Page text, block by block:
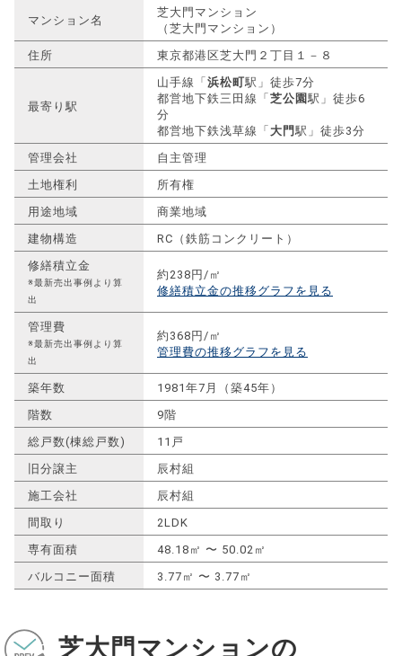
マンション名
芝大門マンション
（芝大門マンション）
住所
東京都港区芝大門２丁目１－８
最寄り駅
山手線「浜松町駅」徒歩7分
都営地下鉄三田線「芝公園駅」徒歩6
分
都営地下鉄浅草線「 大門駅」徒歩3分
管理会社
自主管理
土地権利
所有権
用途地域
商業地域
建物構造
RC（鉄筋コンクリート）
修繕積立金
※最新売出事例より算
出
約238円/㎡
修繕積立金の推移グラフを見る
管理費
※最新売出事例より算
出
約368円/㎡
管理費の推移グラフを見る
築年数
1981年7月（築45年）
階数
9階
総戸数(棟総戸数)
11戸
旧分譲主
辰村組
施工会社
辰村組
間取り
2LDK
専有面積
48.18㎡ 〜 50.02㎡
バルコニー面積
3.77㎡ 〜 3.77㎡
芝大門マンションの